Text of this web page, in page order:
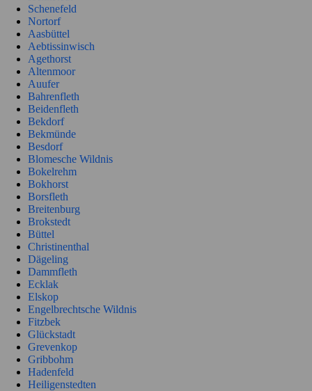
Schenefeld
Nortorf
Aasbüttel
Aebtissinwisch
Agethorst
Altenmoor
Auufer
Bahrenfleth
Beidenfleth
Bekdorf
Bekmünde
Besdorf
Blomesche Wildnis
Bokelrehm
Bokhorst
Borsfleth
Breitenburg
Brokstedt
Büttel
Christinenthal
Dägeling
Dammfleth
Ecklak
Elskop
Engelbrechtsche Wildnis
Fitzbek
Glückstadt
Grevenkop
Gribbohm
Hadenfeld
Heiligenstedten